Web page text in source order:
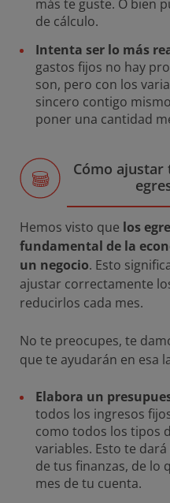
más te guste. O bien
de cálculo.
Intenta ser lo más
gastos fijos no hay
son, pero con los
sincero contigo
poner una cantidad
Cómo ajustar
Hemos visto que los
fundamental de la
un negocio. Esto
ajustar correctamente
reducirlos cada mes.
No te preocupes, te
que te ayudarán en esa
Elabora un
todos los ingresos
como todos los tipos
variables. Esto te
de tus finanzas, de lo
mes de tu cuenta.